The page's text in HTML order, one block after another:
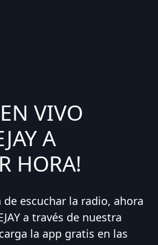
VIVO
A
HORA!
escuchar la radio, ahora
a través de nuestra
la app gratis en las